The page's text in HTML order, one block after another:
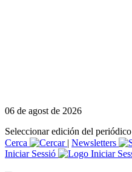
06 de agost de 2026
Seleccionar edición del periódico
Cerca
| Newsletters
Iniciar Sessió